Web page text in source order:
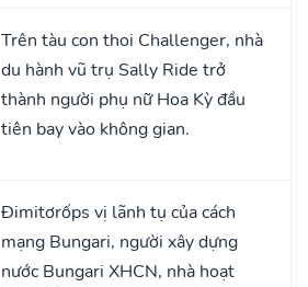
Trên tàu con thoi Challenger, nhà
du hành vũ trụ Sally Ride trở
thành người phụ nữ Hoa Kỳ đầu
tiên bay vào không gian.
Đimitơrốps vị lãnh tụ của cách
mạng Bungari, người xây dựng
nước Bungari XHCN, nhà hoạt